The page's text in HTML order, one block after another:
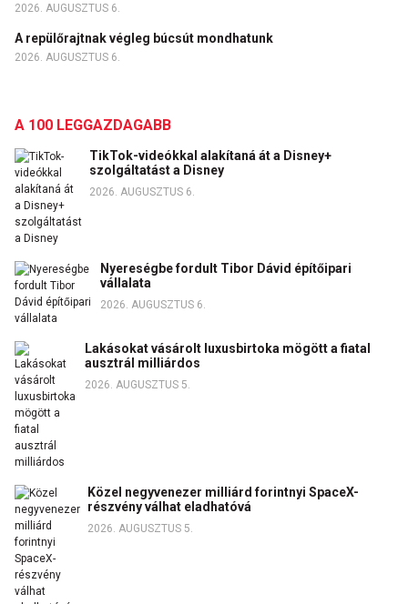
2026. AUGUSZTUS 6.
A repülőrajtnak végleg búcsút mondhatunk
2026. AUGUSZTUS 6.
A 100 LEGGAZDAGABB
TikTok-videókkal alakítaná át a Disney+
szolgáltatást a Disney
2026. AUGUSZTUS 6.
Nyereségbe fordult Tibor Dávid építőipari
vállalata
2026. AUGUSZTUS 6.
Lakásokat vásárolt luxusbirtoka mögött a fiatal
ausztrál milliárdos
2026. AUGUSZTUS 5.
Közel negyvenezer milliárd forintnyi SpaceX-
részvény válhat eladhatóvá
2026. AUGUSZTUS 5.